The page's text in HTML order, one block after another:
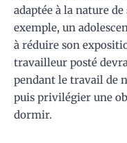
adaptée à la nature
exemple, un
à réduire son
travailleur posté
pendant le travail de
puis privilégier une
dormir.